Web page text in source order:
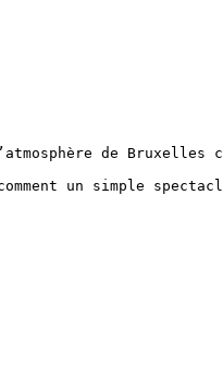
de Bruxelles
un simple